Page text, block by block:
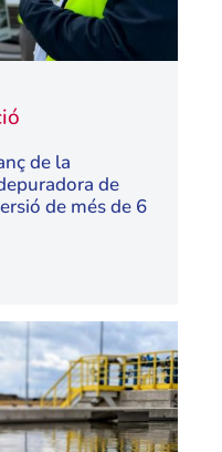
de la
de
de més de 6